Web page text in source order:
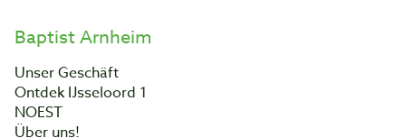
Baptist Arnheim
Unser Geschäft
Ontdek IJsseloord 1
NOEST
Über uns!